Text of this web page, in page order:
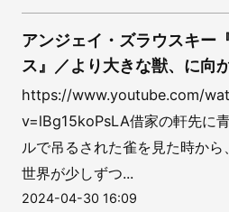
アンジェイ・ズラウスキー
ス』／より大きな獣、に向
https://www.youtube.com/
v=lBg15koPsLA借家の軒先に
ルで吊るされた雀を見た時から
世界が少しずつ...
2024-04-30 16:09